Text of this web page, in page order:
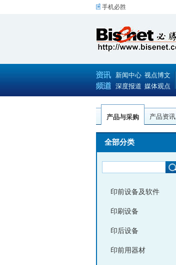
手机必胜
新闻中心 视点博文
深度报道 媒体观点
产品与采购 产品资讯
全部分类
印前设备及软件
印刷设备
印后设备
印前用器材